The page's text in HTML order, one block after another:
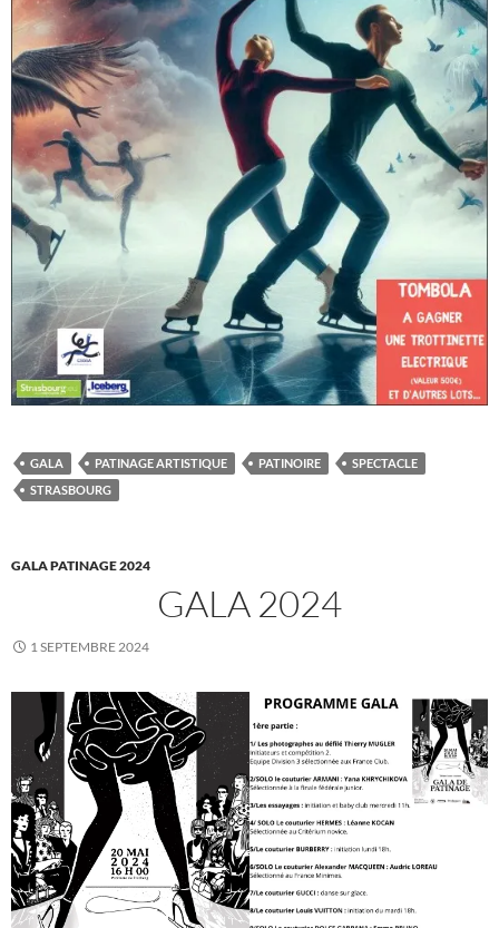
GALA PATINAGE ARTISTIQUE PATINOIRE
SPECTACLE
STRASBOURG
GALA PATINAGE 2024
GALA 2024
1 SEPTEMBRE 2024